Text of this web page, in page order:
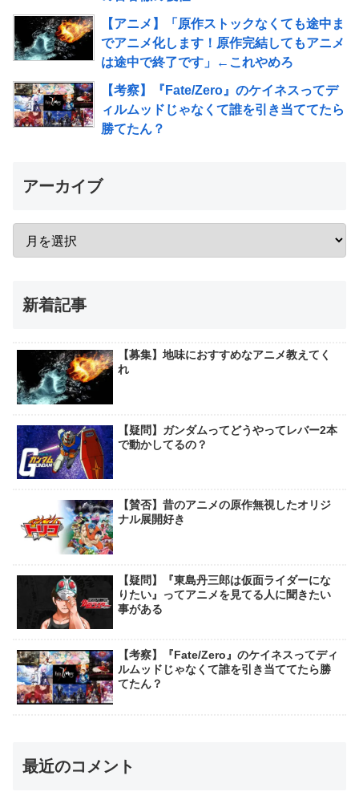
【アニメ】「原作ストックなくても途中ま
でアニメ化します！原作完結してもアニメ
は途中で終了です」←これやめろ
【考察】『Fate/Zero』のケイネスってデ
ィルムッドじゃなくて誰を引き当ててたら
勝てたん？
アーカイブ
新着記事
【募集】地味におすすめなアニメ教えてく
れ
【疑問】ガンダムってどうやってレバー2本
で動かしてるの？
【賛否】昔のアニメの原作無視したオリジ
ナル展開好き
【疑問】『東島丹三郎は仮面ライダーにな
りたい』ってアニメを見てる人に聞きたい
事がある
【考察】『Fate/Zero』のケイネスってディ
ルムッドじゃなくて誰を引き当ててたら勝
てたん？
最近のコメント